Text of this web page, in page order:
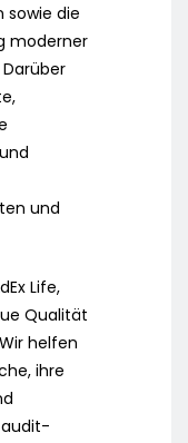
sowie die
moderner
Darüber
und
Life,
Qualität
helfen
ihre
audit-